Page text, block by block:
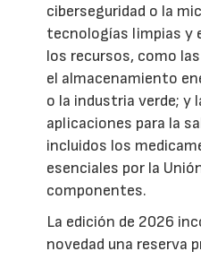
ciberseguridad o la
tecnologías limpias y
los recursos, como
el almacenamiento
o la industria verde; y
aplicaciones para la
incluidos los
esenciales por la
componentes.
La edición de 2026
novedad una reserva